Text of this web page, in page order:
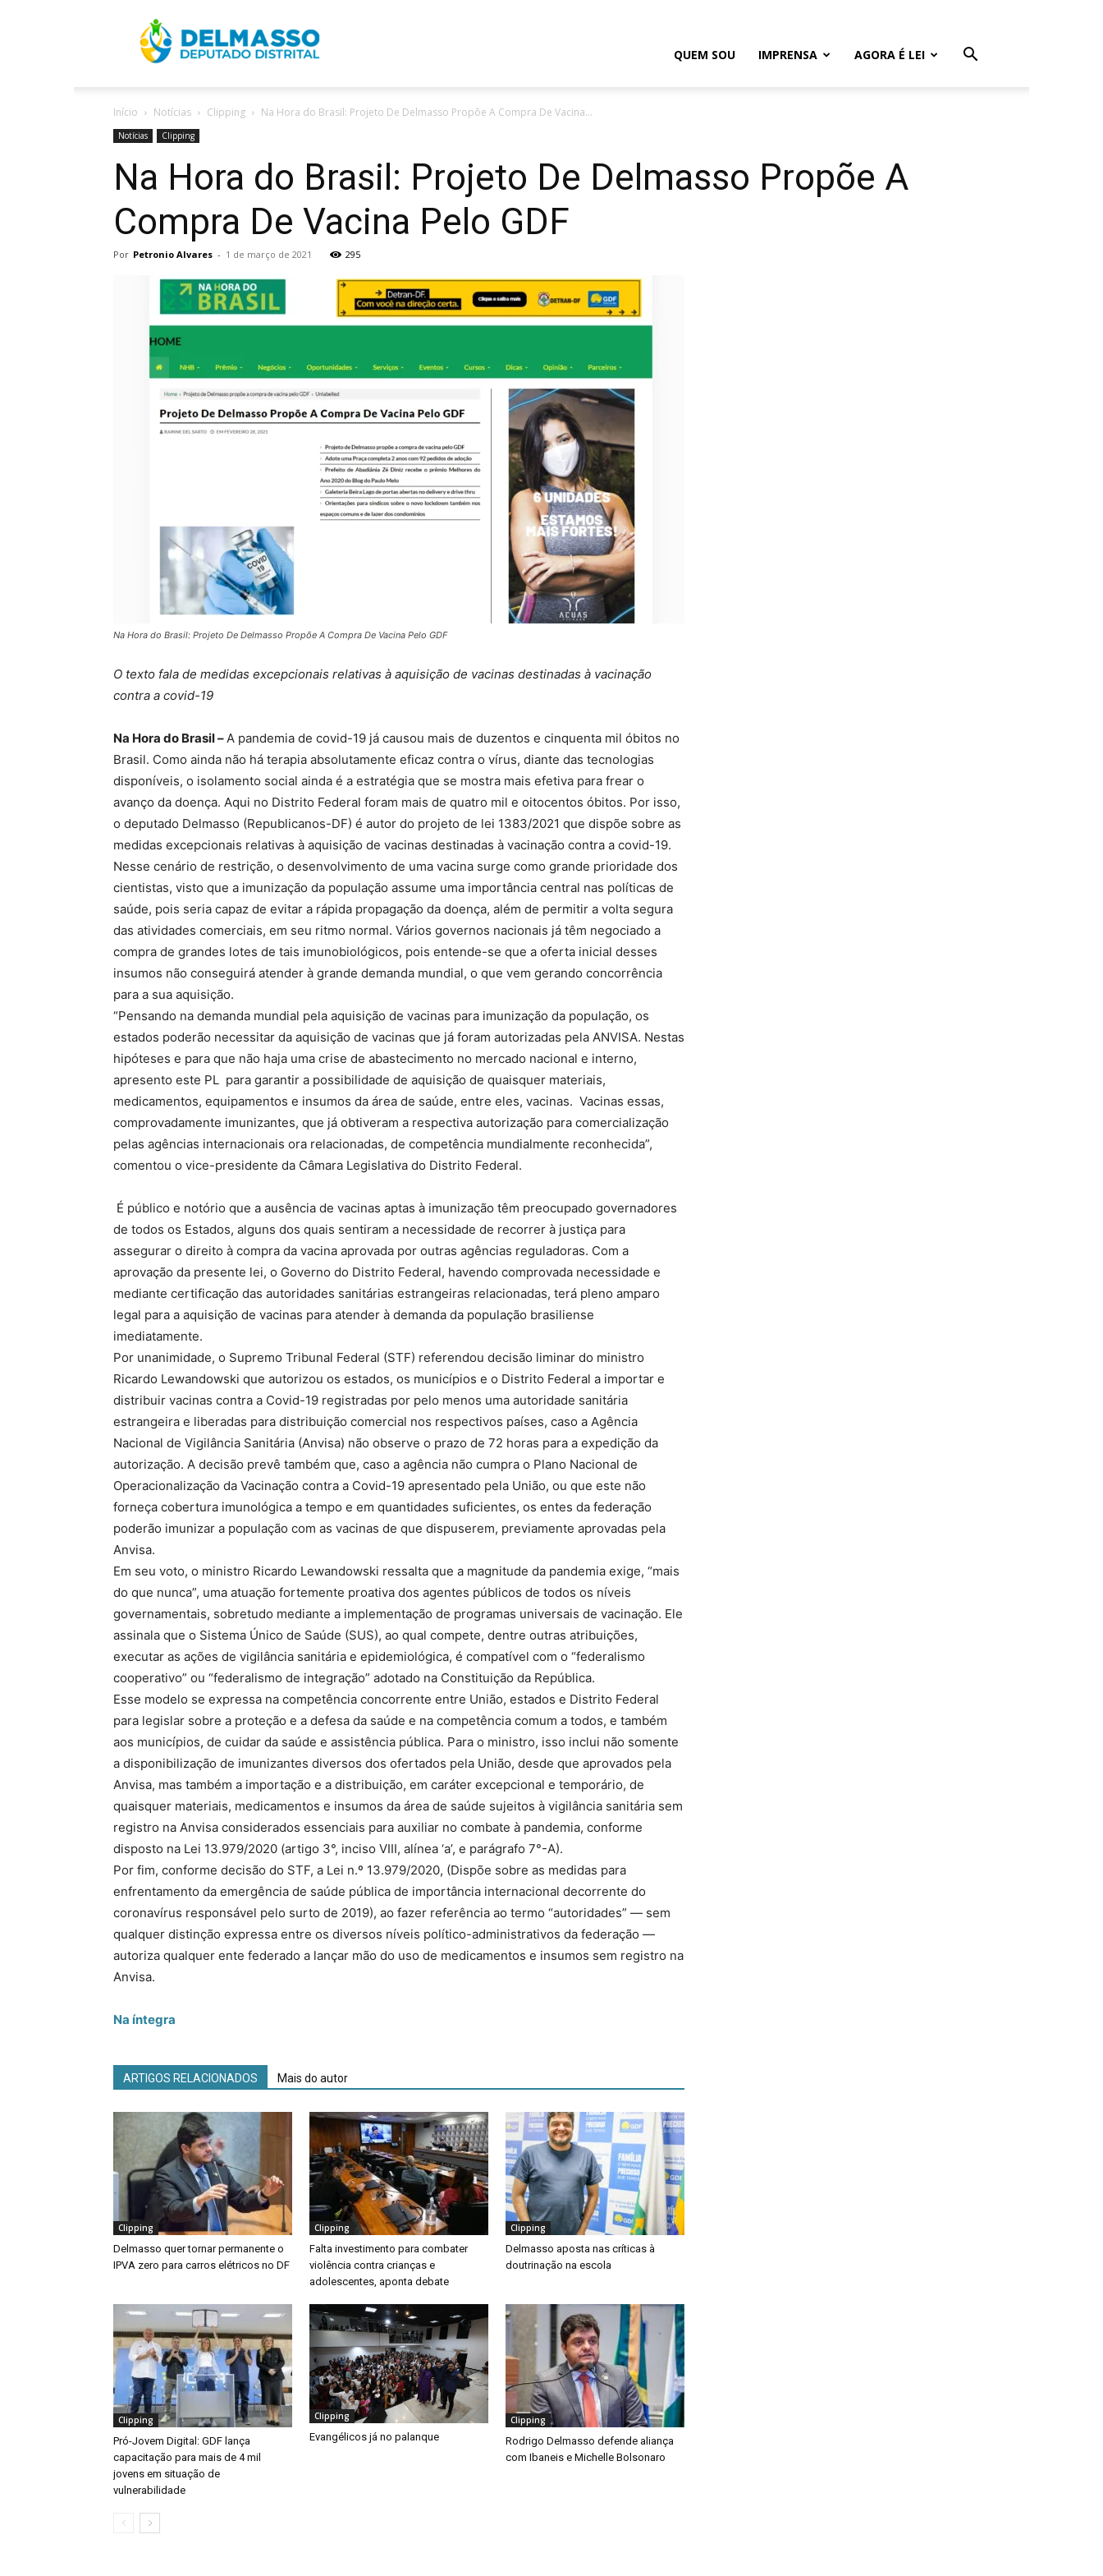
QUEM SOU IMPRENSA AGORA É LEI
Início Notícias Clipping Na Hora do Brasil: Projeto De Delmasso Propõe A Compra De Vacina...
Notícias Clipping
Na Hora do Brasil: Projeto De Delmasso Propõe A
Compra De Vacina Pelo GDF
Por Petronio Alvares - 1 de março de 2021 295
Na Hora do Brasil: Projeto De Delmasso Propõe A Compra De Vacina Pelo GDF
O texto fala de medidas excepcionais relativas à aquisição de vacinas destinadas à vacinação
contra a covid-19
Na Hora do Brasil –A pandemia de covid-19 já causou mais de duzentos e cinquenta mil óbitos no
Brasil. Como ainda não há terapia absolutamente eficaz contra o vírus, diante das tecnologias
disponíveis, o isolamento social ainda é a estratégia que se mostra mais efetiva para frear o
avanço da doença. Aqui no Distrito Federal foram mais de quatro mil e oitocentos óbitos. Por isso,
o deputado Delmasso (Republicanos-DF) é autor do projeto de lei 1383/2021 que dispõe sobre as
medidas excepcionais relativas à aquisição de vacinas destinadas à vacinação contra a covid-19.
Nesse cenário de restrição, o desenvolvimento de uma vacina surge como grande prioridade dos
cientistas, visto que a imunização da população assume uma importância central nas políticas de
saúde, pois seria capaz de evitar a rápida propagação da doença, além de permitir a volta segura
das atividades comerciais, em seu ritmo normal. Vários governos nacionais já têm negociado a
compra de grandes lotes de tais imunobiológicos, pois entende-se que a oferta inicial desses
insumos não conseguirá atender à grande demanda mundial, o que vem gerando concorrência
para a sua aquisição.
“Pensando na demanda mundial pela aquisição de vacinas para imunização da população, os
estados poderão necessitar da aquisição de vacinas que já foram autorizadas pela ANVISA. Nestas
hipóteses e para que não haja uma crise de abastecimento no mercado nacional e interno,
apresento este PL para garantir a possibilidade de aquisição de quaisquer materiais,
medicamentos, equipamentos e insumos da área de saúde, entre eles, vacinas. Vacinas essas,
comprovadamente imunizantes, que já obtiveram a respectiva autorização para comercialização
pelas agências internacionais ora relacionadas, de competência mundialmente reconhecida”,
comentou o vice-presidente da Câmara Legislativa do Distrito Federal.
É público e notório que a ausência de vacinas aptas à imunização têm preocupado governadores
de todos os Estados, alguns dos quais sentiram a necessidade de recorrer à justiça para
assegurar o direito à compra da vacina aprovada por outras agências reguladoras. Com a
aprovação da presente lei, o Governo do Distrito Federal, havendo comprovada necessidade e
mediante certificação das autoridades sanitárias estrangeiras relacionadas, terá pleno amparo
legal para a aquisição de vacinas para atender à demanda da população brasiliense
imediatamente.
Por unanimidade, o Supremo Tribunal Federal (STF) referendou decisão liminar do ministro
Ricardo Lewandowski que autorizou os estados, os municípios e o Distrito Federal a importar e
distribuir vacinas contra a Covid-19 registradas por pelo menos uma autoridade sanitária
estrangeira e liberadas para distribuição comercial nos respectivos países, caso a Agência
Nacional de Vigilância Sanitária (Anvisa) não observe o prazo de 72 horas para a expedição da
autorização. A decisão prevê também que, caso a agência não cumpra o Plano Nacional de
Operacionalização da Vacinação contra a Covid-19 apresentado pela União, ou que este não
forneça cobertura imunológica a tempo e em quantidades suficientes, os entes da federação
poderão imunizar a população com as vacinas de que dispuserem, previamente aprovadas pela
Anvisa.
Em seu voto, o ministro Ricardo Lewandowski ressalta que a magnitude da pandemia exige, “mais
do que nunca”, uma atuação fortemente proativa dos agentes públicos de todos os níveis
governamentais, sobretudo mediante a implementação de programas universais de vacinação. Ele
assinala que o Sistema Único de Saúde (SUS), ao qual compete, dentre outras atribuições,
executar as ações de vigilância sanitária e epidemiológica, é compatível com o “federalismo
cooperativo” ou “federalismo de integração” adotado na Constituição da República.
Esse modelo se expressa na competência concorrente entre União, estados e Distrito Federal
para legislar sobre a proteção e a defesa da saúde e na competência comum a todos, e também
aos municípios, de cuidar da saúde e assistência pública. Para o ministro, isso inclui não somente
a disponibilização de imunizantes diversos dos ofertados pela União, desde que aprovados pela
Anvisa, mas também a importação e a distribuição, em caráter excepcional e temporário, de
quaisquer materiais, medicamentos e insumos da área de saúde sujeitos à vigilância sanitária sem
registro na Anvisa considerados essenciais para auxiliar no combate à pandemia, conforme
disposto na Lei 13.979/2020 (artigo 3°, inciso VIII, alínea ‘a’, e parágrafo 7°-A).
Por fim, conforme decisão do STF, a Lei n.º 13.979/2020, (Dispõe sobre as medidas para
enfrentamento da emergência de saúde pública de importância internacional decorrente do
coronavírus responsável pelo surto de 2019), ao fazer referência ao termo “autoridades” — sem
qualquer distinção expressa entre os diversos níveis político-administrativos da federação —
autoriza qualquer ente federado a lançar mão do uso de medicamentos e insumos sem registro na
Anvisa.
Na íntegra
ARTIGOS RELACIONADOS Mais do autor
Clipping
Delmasso quer tornar permanente o
IPVA zero para carros elétricos no DF
Clipping
Falta investimento para combater
violência contra crianças e
adolescentes, aponta debate
Clipping
Delmasso aposta nas críticas à
doutrinação na escola
Clipping
Pró-Jovem Digital: GDF lança
capacitação para mais de 4 mil
jovens em situação de
vulnerabilidade
Clipping
Evangélicos já no palanque
Clipping
Rodrigo Delmasso defende aliança
com Ibaneis e Michelle Bolsonaro